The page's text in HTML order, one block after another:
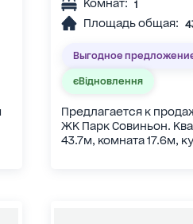
Комнат: 1
Площадь общая:
Выгодное
єВідновлення
Предлагается к
ЖК Парк Совиньон.
43.7м, комната 17.6м,